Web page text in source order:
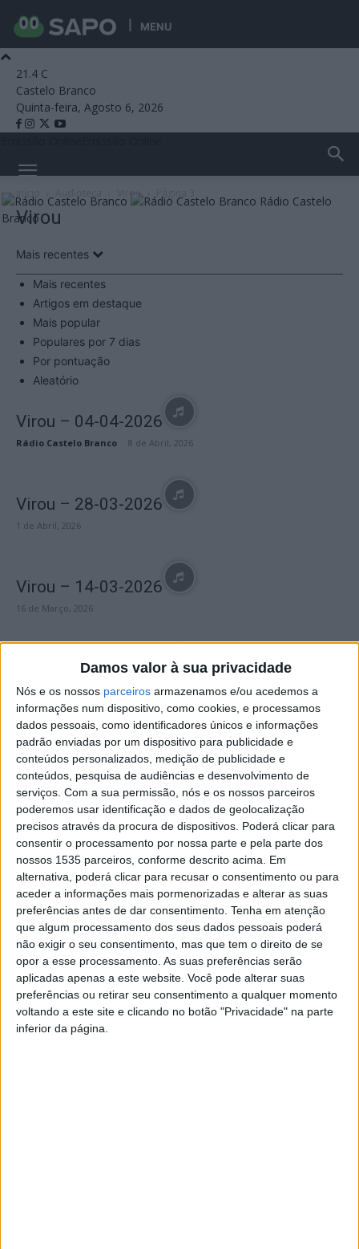
Damos valor à sua privacidade
Nós e os nossos parceiros armazenamos e/ou acedemos a
informações num dispositivo, como cookies, e processamos
dados pessoais, como identificadores únicos e informações
padrão enviadas por um dispositivo para publicidade e
conteúdos personalizados, medição de publicidade e
conteúdos, pesquisa de audiências e desenvolvimento de
serviços. Com a sua permissão, nós e os nossos parceiros
poderemos usar identificação e dados de geolocalização
precisos através da procura de dispositivos. Poderá clicar para
consentir o processamento por nossa parte e pela parte dos
nossos 1535 parceiros, conforme descrito acima. Em
alternativa, poderá clicar para recusar o consentimento ou para
aceder a informações mais pormenorizadas e alterar as suas
preferências antes de dar consentimento. Tenha em atenção
que algum processamento dos seus dados pessoais poderá
não exigir o seu consentimento, mas que tem o direito de se
opor a esse processamento. As suas preferências serão
aplicadas apenas a este website. Você pode alterar suas
preferências ou retirar seu consentimento a qualquer momento
voltando a este site e clicando no botão "Privacidade" na parte
inferior da página.
MENU
21.4 C
Castelo Branco
Quinta-feira, Agosto 6, 2026
Rádio Castelo
Branco
Virou
Virou
Mais recentes
Mais recentes
Artigos em destaque
Mais popular
Populares por 7 dias
Por pontuação
Aleatório
Virou – 04-04-2026
Rádio Castelo Branco 8 de Abril, 2026
Virou – 28-03-2026
1 de Abril, 2026
Virou – 14-03-2026
16 de Março, 2026
Virou – 10-01-2026
13 de Janeiro, 2026
Virou – 28-06-25
Rádio Castelo Branco - 1 de Julho, 2025